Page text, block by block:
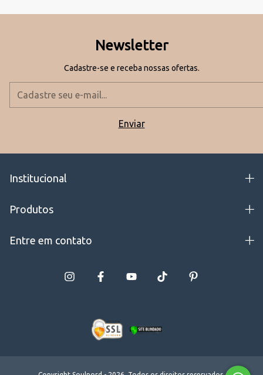
Newsletter
Cadastre-se e receba nossas ofertas.
Institucional
Produtos
Entre em contato